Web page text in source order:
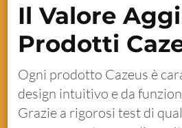
Il Valore
Prodotti
Ogni prodotto Cazeus è
design intuitivo e da
Grazie a rigorosi test di